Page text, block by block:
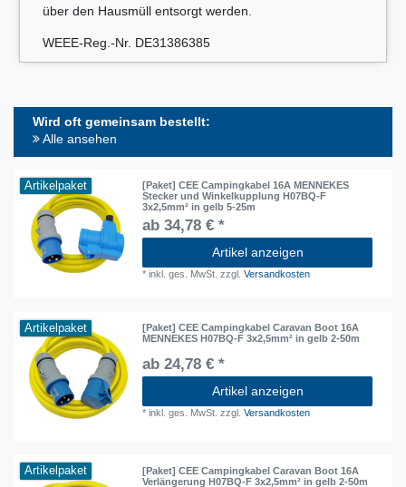
über den Hausmüll entsorgt werden.
WEEE-Reg.-Nr. DE31386385
Wird oft gemeinsam bestellt:
Alle ansehen
Artikelpaket
[Paket] CEE Campingkabel 16A MENNEKES
Stecker und Winkelkupplung H07BQ-F
3x2,5mm² in gelb 5-25m
ab 34,78 € *
Artikel anzeigen
*inkl. ges. MwSt. zzgl.Versandkosten
Artikelpaket
[Paket] CEE Campingkabel Caravan Boot 16A
MENNEKES H07BQ-F 3x2,5mm² in gelb 2-50m
ab 24,78 € *
Artikel anzeigen
*inkl. ges. MwSt. zzgl.Versandkosten
Artikelpaket
[Paket] CEE Campingkabel Caravan Boot 16A
Verlängerung H07BQ-F 3x2,5mm² in gelb 2-50m